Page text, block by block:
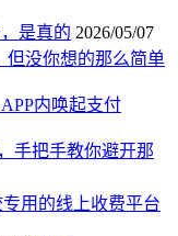
是真的 2026/05/07
但没你想的那么简单
内唤起支付
手把手教你避开那
用的线上收费平台